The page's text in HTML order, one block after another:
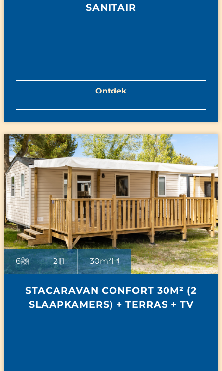
SANITAIR
Ontdek
6 2 30m²
STACARAVAN CONFORT 30M² (2
SLAAPKAMERS) + TERRAS + TV